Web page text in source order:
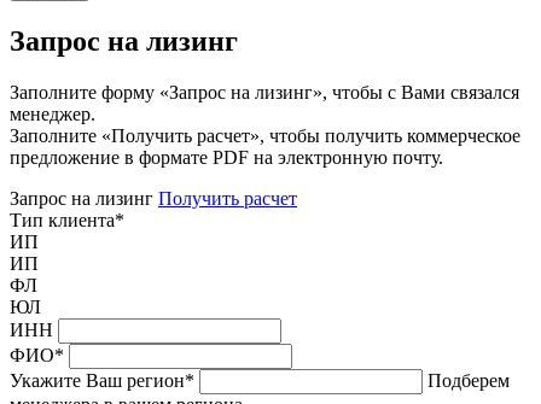
Запрос на лизинг
Заполните форму «Запрос на лизинг», чтобы с Вами связался
менеджер.
Заполните «Получить расчет», чтобы получить коммерческое
предложение в формате PDF на электронную почту.
Запрос на лизинг Получить расчет
Тип клиента*
ИП
ИП
ФЛ
ЮЛ
ИНН
ФИО*
Укажите Ваш регион*
Подберем